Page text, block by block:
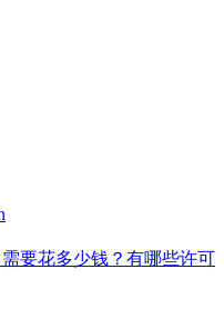
要花多少钱？有哪些许可